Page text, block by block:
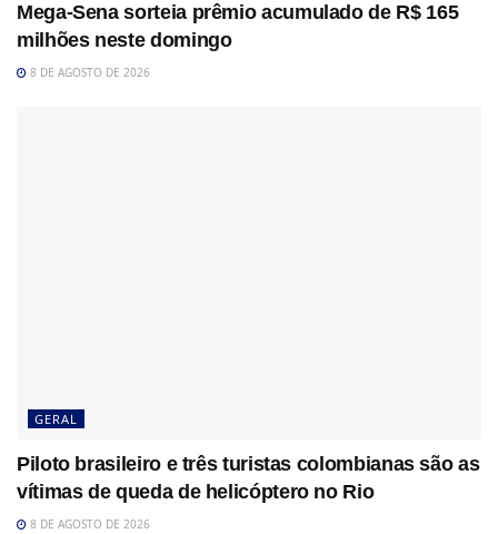
Mega-Sena sorteia prêmio acumulado de R$ 165
milhões neste domingo
8 DE AGOSTO DE 2026
GERAL
Piloto brasileiro e três turistas colombianas são as
vítimas de queda de helicóptero no Rio
8 DE AGOSTO DE 2026